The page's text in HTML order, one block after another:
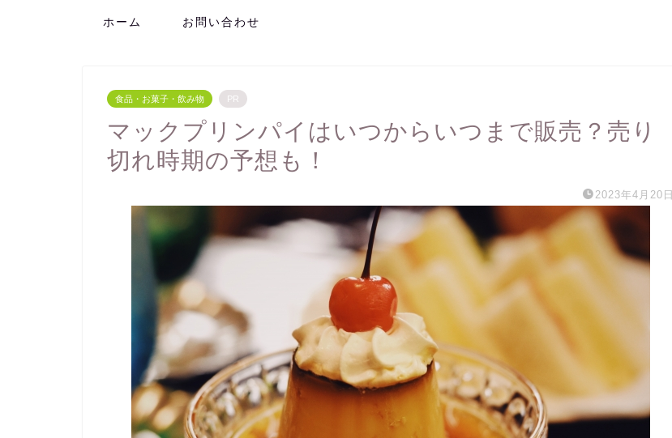
ホーム お問い合わせ
食品・お菓子・飲み物 PR
マックプリンパイはいつからいつまで販売？売り
切れ時期の予想も！
2023年4月20日